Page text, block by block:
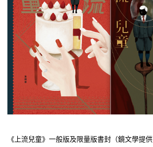
《上流兒童》一般版及限量版書封（鏡文學提供